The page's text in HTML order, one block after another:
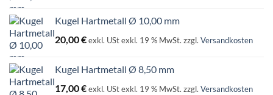
Kugel Hartmetall Ø 10,00 mm
20,00€exkl. UStexkl. 19 % MwSt. zzgl. Versandkosten
Kugel Hartmetall Ø 8,50 mm
17,00€exkl. UStexkl. 19 % MwSt. zzgl. Versandkosten